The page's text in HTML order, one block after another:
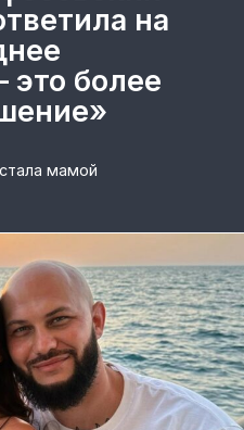
на
более
мамой